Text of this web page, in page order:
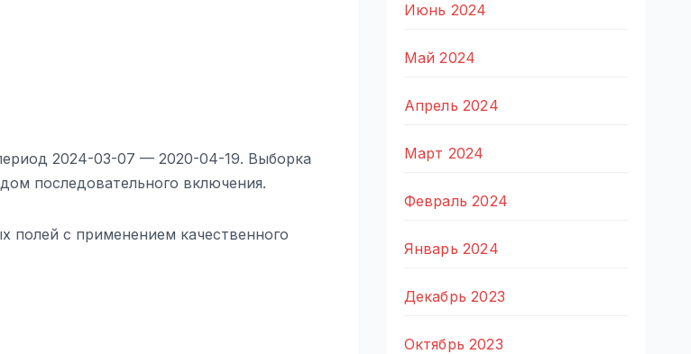
2024-03-07 — 2020-04-19. Выборка
последовательного включения.
полей с применением качественного
Июнь 2024
Май 2024
Апрель 2024
Март 2024
Февраль 2024
Январь 2024
Декабрь 2023
Октябрь 2023